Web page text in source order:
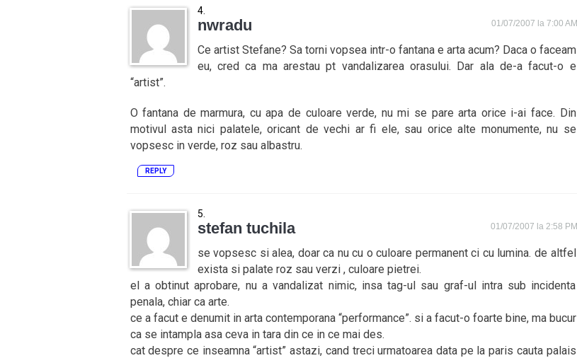
nwradu 01/07/2007 la 7:00 AM
Ce artist Stefane? Sa torni vopsea intr-o fantana e arta acum? Daca o faceam
eu, cred ca ma arestau pt vandalizarea orasului. Dar ala de-a facut-o e
“artist”.
O fantana de marmura, cu apa de culoare verde, nu mi se pare arta orice i-ai face. Din
motivul asta nici palatele, oricant de vechi ar fi ele, sau orice alte monumente, nu se
vopsesc in verde, roz sau albastru.
REPLY
stefan tuchila 01/07/2007 la 2:58 PM
se vopsesc si alea, doar ca nu cu o culoare permanent ci cu lumina. de altfel
exista si palate roz sau verzi , culoare pietrei.
el a obtinut aprobare, nu a vandalizat nimic, insa tag-ul sau graf-ul intra sub incidenta
penala, chiar ca arte.
ce a facut e denumit in arta contemporana “performance”. si a facut-o foarte bine, ma bucur
ca se intampla asa ceva in tara din ce in ce mai des.
cat despre ce inseamna “artist” astazi, cand treci urmatoarea data pe la paris cauta palais